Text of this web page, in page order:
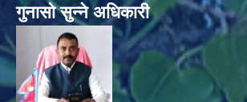
गुनासो सुन्ने अधिकारी